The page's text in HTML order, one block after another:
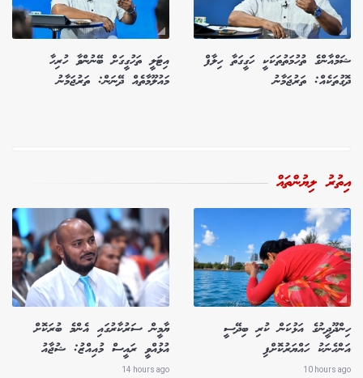
ޝަމްއާންގެ ތުހުމަތުތަކަކީ ހަގީގަތާ ހިލާފް
ދޮގުތަކެއް: ތަރުޖަމާނު
އިޓަލީ ތަހުގީގަށް ބޭނުންވާ ހުރިހާ
މައުލޫމާތެއް ދޭނަން: ތަރުޖަމާނު
އިތުރު ލިޔުންތައް
ހިންދޫދީނުގެ އަޅުކަން ކުރި ބިދޭސީ
އަންހެނަކު ހައްޔަރުކޮށްފި
10 hours ago
ޔާމީން ސަރުކާރުގައި އެންމެ ބުރަކޮށް
އުޅުއްވީ ރައީސް މުއިއްޒު: ޝުޖާއު
14 hours ago